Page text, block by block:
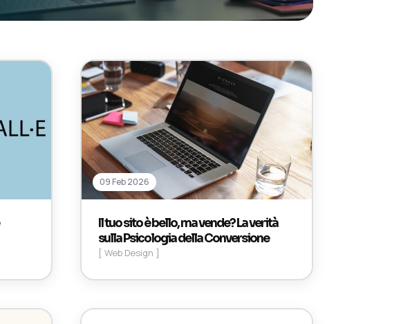
09 Feb 2026
Il tuo sito è bello, ma vende? La verità
sulla Psicologia della Conversione
[ Web Design ]